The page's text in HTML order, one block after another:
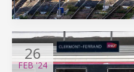
26
FEB'24